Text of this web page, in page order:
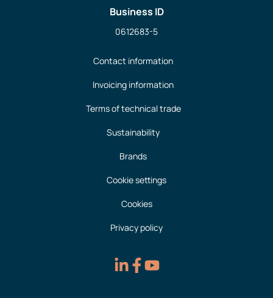
Business ID
0612683-5
Contact information
Invoicing information
Terms of technical trade
Sustainability
Brands
Cookie settings
Cookies
Privacy policy